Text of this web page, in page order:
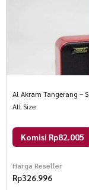
Al Akram Tangerang –
All Size
Komisi Rp82.005
Harga Reseller
Rp326.996